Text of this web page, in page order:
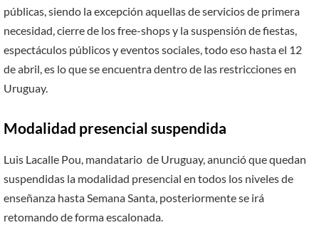
públicas, siendo la excepción aquellas de servicios de primera
necesidad, cierre de los free-shops y la suspensión de fiestas,
espectáculos públicos y eventos sociales, todo eso hasta el 12
de abril, es lo que se encuentra dentro de las restricciones en
Uruguay.
Modalidad presencial suspendida
Luis Lacalle Pou, mandatario de Uruguay, anunció que quedan
suspendidas la modalidad presencial en todos los niveles de
enseñanza hasta Semana Santa, posteriormente se irá
retomando de forma escalonada.